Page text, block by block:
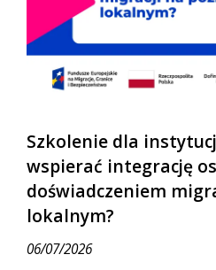
Szkolenie dla
wspierać integrację
doświadczeniem
lokalnym?
06/07/2026